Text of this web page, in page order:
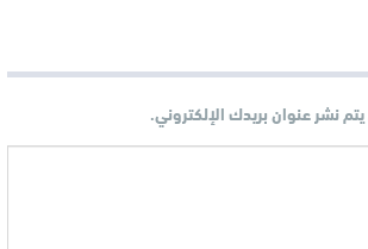
نشر عنوان بريدك الإلكتروني.